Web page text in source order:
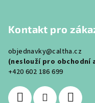
Kontakt pro
objednavky@caltha.cz
(neslouží pro obchodní
+420 602 186 699